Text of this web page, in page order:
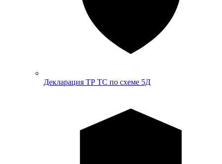
Декларация ТР ТС по схеме 5Д